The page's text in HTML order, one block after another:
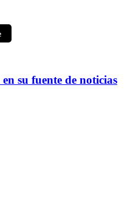
en su fuente de noticias